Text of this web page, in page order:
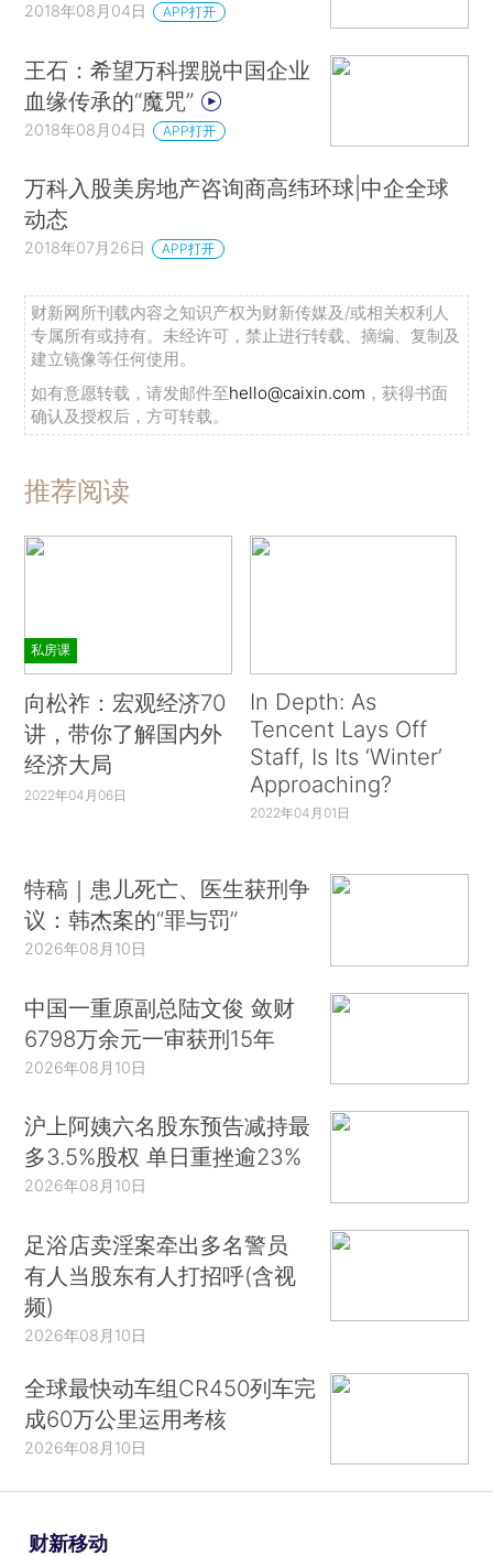
2018年08月04日 APP打开
王石：希望万科摆脱中国企业
血缘传承的“魔咒”
2018年08月04日 APP打开
万科入股美房地产咨询商高纬环球|中企全球
动态
2018年07月26日 APP打开
财新网所刊载内容之知识产权为财新传媒及/或相关权利人
专属所有或持有。未经许可，禁止进行转载、摘编、复制及
建立镜像等任何使用。
如有意愿转载，请发邮件至hello@caixin.com ，获得书面
确认及授权后，方可转载。
推荐阅读
私房课
向松祚：宏观经济70
讲，带你了解国内外
经济大局
2022年04月06日
In Depth: As
Tencent Lays Off
Staff, Is Its ‘Winter’
Approaching?
2022年04月01日
特稿｜患儿死亡、医生获刑争
议：韩杰案的“罪与罚”
2026年08月10日
中国一重原副总陆文俊 敛财
6798万余元一审获刑15年
2026年08月10日
沪上阿姨六名股东预告减持最
多3.5%股权 单日重挫逾23%
2026年08月10日
足浴店卖淫案牵出多名警员
有人当股东有人打招呼(含视
频)
2026年08月10日
全球最快动车组CR450列车完
成60万公里运用考核
2026年08月10日
财新移动